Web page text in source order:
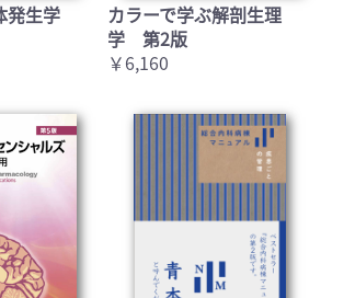
発生学
カラーで学ぶ解剖生理
学 第2版
￥6,160